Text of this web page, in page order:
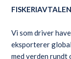
Vi som driver
eksporterer
med verden rundt